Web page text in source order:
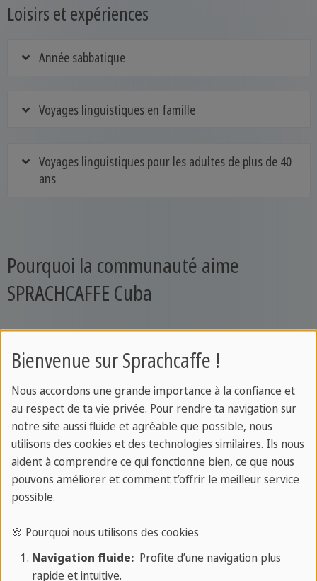
Loisirs et expériences
Année sabbatique
Voyages linguistiques en famille
Voyages linguistiques pour les adultes de plus de 40
ans
Pourquoi la communauté aime
SPRACHCAFFE Cuba
La confidentialité est importante pour nous. Ce n'est que lorsque
vous cliquez dessus que la vidéo du fournisseur tiers sera
Bienvenue sur Sprachcaffe !
Nous accordons une grande importance à la confiance et
au respect de ta vie privée. Pour rendre ta navigation sur
notre site aussi fluide et agréable que possible, nous
utilisons des cookies et des technologies similaires. Ils nous
aident à comprendre ce qui fonctionne bien, ce que nous
pouvons améliorer et comment t’offrir le meilleur service
possible.
🍪 Pourquoi nous utilisons des cookies
Navigation fluide:Profite d’une navigation plus
rapide et intuitive.